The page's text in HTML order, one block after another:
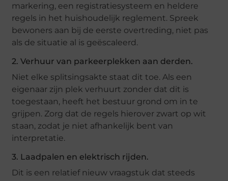
markering, een registratiesysteem en heldere
regels in het huishoudelijk reglement. Spreek
bewoners aan bij de eerste overtreding, niet pas
als de situatie al is geëscaleerd.
2. Verhuur van parkeerplekken aan derden.
Niet elke splitsingsakte staat dit toe. Als een
eigenaar zijn plek verhuurt zonder dat dit is
toegestaan, heeft het bestuur grond om in te
grijpen. Zorg dat de regels hierover zwart op wit
staan, zodat je niet afhankelijk bent van
interpretatie.
3. Laadpalen en elektrisch rijden.
Dit is een relatief nieuw vraagstuk dat steeds